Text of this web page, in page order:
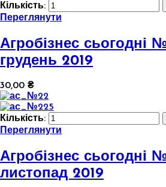
Кількість:
Переглянути
Агробізнес сьогодні
грудень 2019
30,00 ₴
Кількість:
Переглянути
Агробізнес сьогодні
листопад 2019